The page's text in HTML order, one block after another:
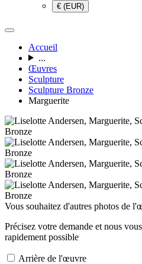
€ (EUR)
Accueil
...
Œuvres
Sculpture
Sculpture Bronze
Marguerite
Vous souhaitez d'autres photos de
Précisez votre demande et nous
rapidement possible
Arrière de l'œuvre